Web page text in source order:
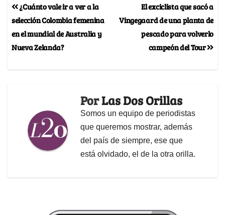
El exciclista que sacó a
Vingegaard de una planta de
pescado para volverlo
campeón del Tour
¿Cuánto vale ir a ver a la
selección Colombia femenina
en el mundial de Australia y
Nueva Zelanda?
PorLas Dos Orillas
Somos un equipo de periodistas
que queremos mostrar, además
del país de siempre, ese que
está olvidado, el de la otra orilla.